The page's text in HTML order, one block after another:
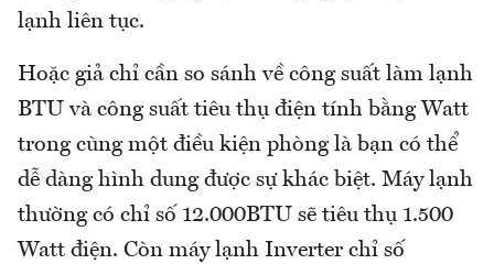
lạnh liên tục.
Hoặc giả chỉ cần so sánh về công suất làm lạnh
BTU và công suất tiêu thụ điện tính bằng Watt
trong cùng một điều kiện phòng là bạn có thể
dễ dàng hình dung được sự khác biệt. Máy lạnh
thường có chỉ số 12.000BTU sẽ tiêu thụ 1.500
Watt điện. Còn máy lạnh Inverter chỉ số